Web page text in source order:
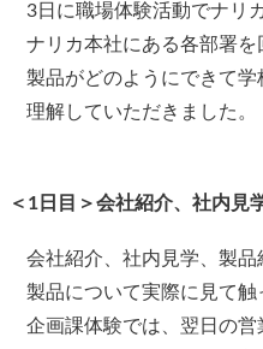
3日に職場体験活動でナリ
ナリカ本社にある各部署を
製品がどのようにできて
理解していただきました。
＜1日目＞会社紹介、社内見
会社紹介、社内見学、製
製品について実際に見て触
企画課体験では、翌日の